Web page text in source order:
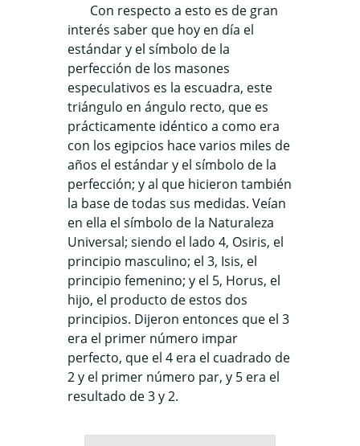
Con respecto a esto es de gran
interés saber que hoy en día el
estándar y el símbolo de la
perfección de los masones
especulativos es la escuadra, este
triángulo en ángulo recto, que es
prácticamente idéntico a como era
con los egipcios hace varios miles de
años el estándar y el símbolo de la
perfección; y al que hicieron también
la base de todas sus medidas. Veían
en ella el símbolo de la Naturaleza
Universal; siendo el lado 4, Osiris, el
principio masculino; el 3, Isis, el
principio femenino; y el 5, Horus, el
hijo, el producto de estos dos
principios. Dijeron entonces que el 3
era el primer número impar
perfecto, que el 4 era el cuadrado de
2 y el primer número par, y 5 era el
resultado de 3 y 2.